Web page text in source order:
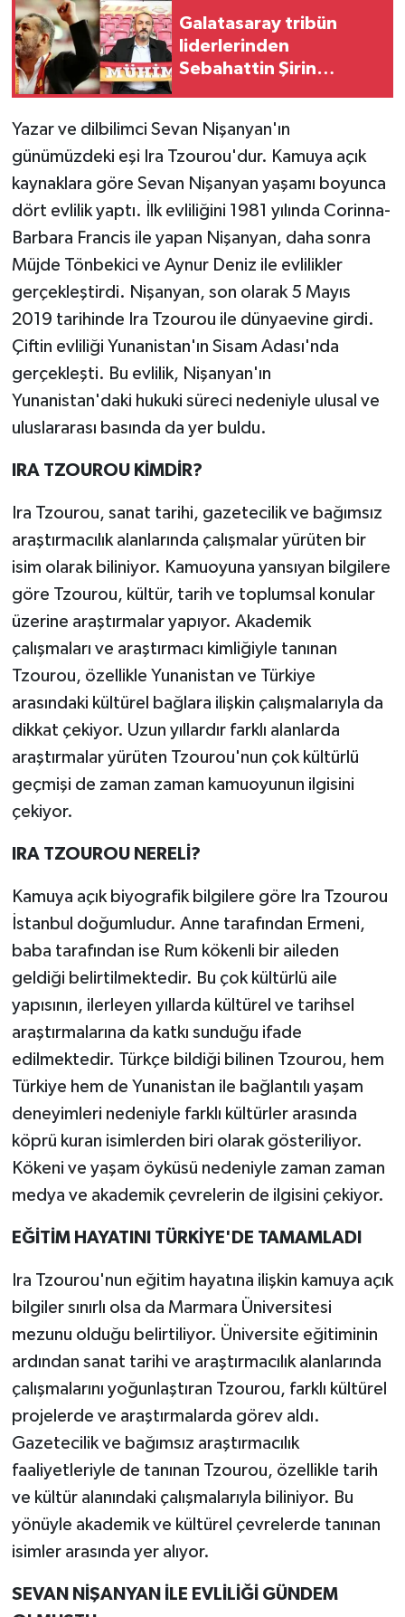
Galatasaray tribün
liderlerinden
Sebahattin Şirin
Yazar ve dilbilimci Sevan Nişanyan'ın
günümüzdeki eşi Ira Tzourou'dur. Kamuya açık
kaynaklara göre Sevan Nişanyan yaşamı boyunca
dört evlilik yaptı. İlk evliliğini 1981 yılında Corinna-
Barbara Francis ile yapan Nişanyan, daha sonra
Müjde Tönbekici ve Aynur Deniz ile evlilikler
gerçekleştirdi. Nişanyan, son olarak 5 Mayıs
2019 tarihinde Ira Tzourou ile dünyaevine girdi.
Çiftin evliliği Yunanistan'ın Sisam Adası'nda
gerçekleşti. Bu evlilik, Nişanyan'ın
Yunanistan'daki hukuki süreci nedeniyle ulusal ve
uluslararası basında da yer buldu.
IRA TZOUROU KİMDİR?
Ira Tzourou, sanat tarihi, gazetecilik ve bağımsız
araştırmacılık alanlarında çalışmalar yürüten bir
isim olarak biliniyor. Kamuoyuna yansıyan bilgilere
göre Tzourou, kültür, tarih ve toplumsal konular
üzerine araştırmalar yapıyor. Akademik
çalışmaları ve araştırmacı kimliğiyle tanınan
Tzourou, özellikle Yunanistan ve Türkiye
arasındaki kültürel bağlara ilişkin çalışmalarıyla da
dikkat çekiyor. Uzun yıllardır farklı alanlarda
araştırmalar yürüten Tzourou'nun çok kültürlü
geçmişi de zaman zaman kamuoyunun ilgisini
çekiyor.
IRA TZOUROU NERELİ?
Kamuya açık biyografik bilgilere göre Ira Tzourou
İstanbul doğumludur. Anne tarafından Ermeni,
baba tarafından ise Rum kökenli bir aileden
geldiği belirtilmektedir. Bu çok kültürlü aile
yapısının, ilerleyen yıllarda kültürel ve tarihsel
araştırmalarına da katkı sunduğu ifade
edilmektedir. Türkçe bildiği bilinen Tzourou, hem
Türkiye hem de Yunanistan ile bağlantılı yaşam
deneyimleri nedeniyle farklı kültürler arasında
köprü kuran isimlerden biri olarak gösteriliyor.
Kökeni ve yaşam öyküsü nedeniyle zaman zaman
medya ve akademik çevrelerin de ilgisini çekiyor.
EĞİTİM HAYATINI TÜRKİYE'DE TAMAMLADI
Ira Tzourou'nun eğitim hayatına ilişkin kamuya açık
bilgiler sınırlı olsa da Marmara Üniversitesi
mezunu olduğu belirtiliyor. Üniversite eğitiminin
ardından sanat tarihi ve araştırmacılık alanlarında
çalışmalarını yoğunlaştıran Tzourou, farklı kültürel
projelerde ve araştırmalarda görev aldı.
Gazetecilik ve bağımsız araştırmacılık
faaliyetleriyle de tanınan Tzourou, özellikle tarih
ve kültür alanındaki çalışmalarıyla biliniyor. Bu
yönüyle akademik ve kültürel çevrelerde tanınan
isimler arasında yer alıyor.
SEVAN NİŞANYAN İLE EVLİLİĞİ GÜNDEM